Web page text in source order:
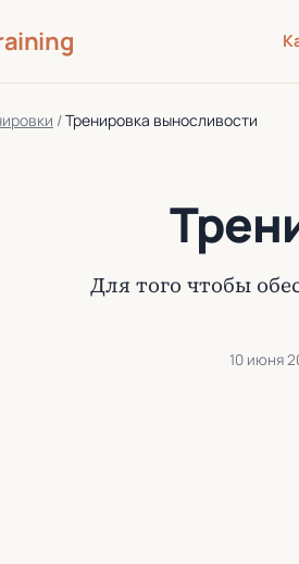
/Тренировка выносливости
Для того чтобы
10 июня